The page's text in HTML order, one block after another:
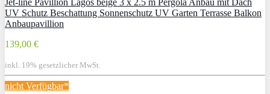
UV Schutz Beschattung Sonnenschutz UV Garten Terrasse Balkon
Anbaupavillion
139,00 €
inkl. 19% gesetzlicher MwSt.
nicht Verfügbar*